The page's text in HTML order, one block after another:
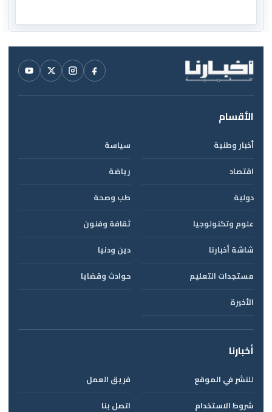
الأقسام
أخبار وطنية
سياسة
اقتصاد
رياضة
دولية
طب وصحة
علوم وتكنولوجيا
ثقافة وفنون
شاشة أخبارنا
دين ودنيا
مستجدات التعليم
حوادث وقضايا
الأخيرة
أخبارنا
للنشر في الموقع
فريق العمل
شروط الاستخدام
اتصل بنا